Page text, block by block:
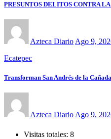
PRESUNTOS DELITOS CONTRA
Azteca Diario Ago 9,
Ecatepec
Transforman San Andrés de la
Azteca Diario Ago 9,
Visitas totales: 8